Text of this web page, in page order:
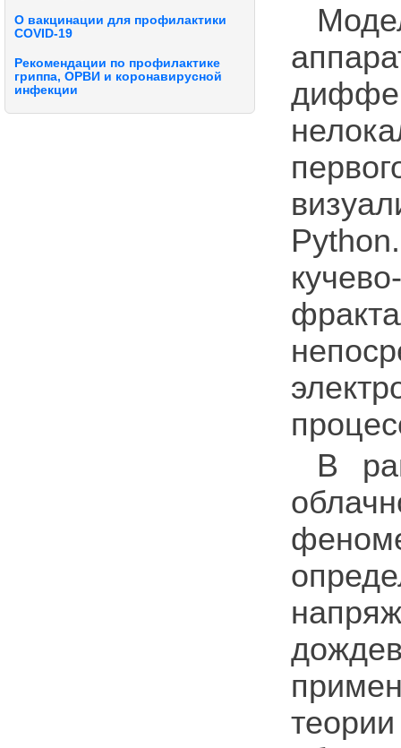
О вакцинации для профилактики
COVID-19
Рекомендации по профилактике
гриппа, ОРВИ и коронавирусной
инфекции
В